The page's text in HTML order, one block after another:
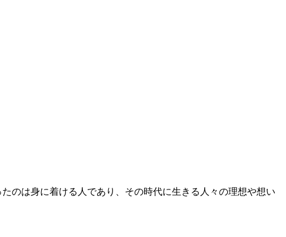
のは身に着ける人であり、その時代に生きる人々の理想や想い